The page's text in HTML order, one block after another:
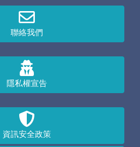
聯絡我們
隱私權宣告
資訊安全政策